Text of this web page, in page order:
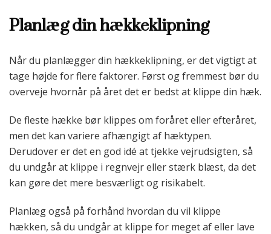
Planlæg din hækkeklipning
Når du planlægger din hækkeklipning, er det vigtigt at
tage højde for flere faktorer. Først og fremmest bør du
overveje hvornår på året det er bedst at klippe din hæk.
De fleste hække bør klippes om foråret eller efteråret,
men det kan variere afhængigt af hæktypen.
Derudover er det en god idé at tjekke vejrudsigten, så
du undgår at klippe i regnvejr eller stærk blæst, da det
kan gøre det mere besværligt og risikabelt.
Planlæg også på forhånd hvordan du vil klippe
hækken, så du undgår at klippe for meget af eller lave